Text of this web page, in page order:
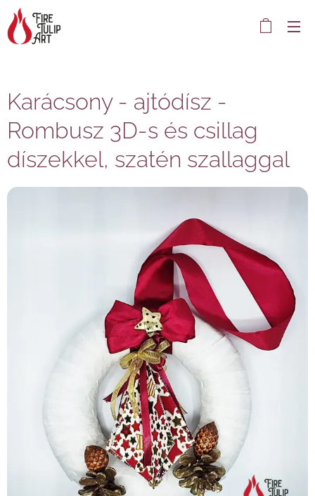
Karácsony - ajtódísz -
Rombusz 3D-s és csillag
díszekkel, szatén szallaggal